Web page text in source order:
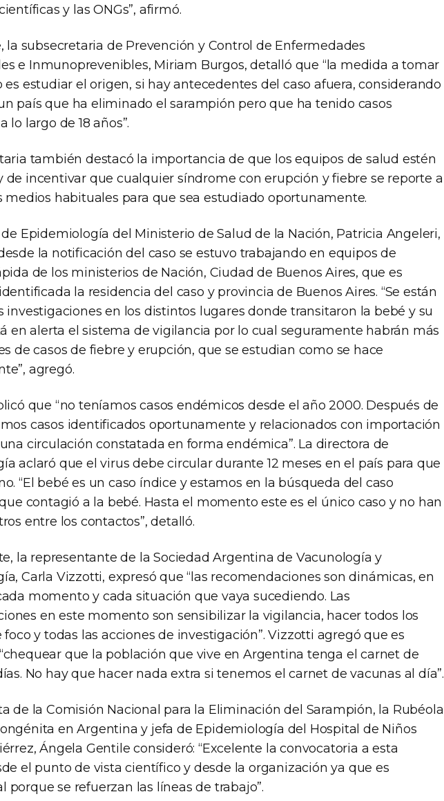
y las ONGs”, afirmó.
la subsecretaria de Prevención y Control de Enfermedades
e Inmunoprevenibles, Miriam Burgos, detalló que “la medida a tomar
es estudiar el origen, si hay antecedentes del caso afuera, considerando
país que ha eliminado el sarampión pero que ha tenido casos
lo largo de 18 años”.
también destacó la importancia de que los equipos de salud estén
de incentivar que cualquier síndrome con erupción y fiebre se reporte a
medios habituales para que sea estudiado oportunamente.
Epidemiología del Ministerio de Salud de la Nación, Patricia Angeleri,
la notificación del caso se estuvo trabajando en equipos de
de los ministerios de Nación, Ciudad de Buenos Aires, que es
la residencia del caso y provincia de Buenos Aires. “Se están
investigaciones en los distintos lugares donde transitaron la bebé y su
en alerta el sistema de vigilancia por lo cual seguramente habrán más
de casos de fiebre y erupción, que se estudian como se hace
agregó.
que “no teníamos casos endémicos desde el año 2000. Después de
casos identificados oportunamente y relacionados con importación
circulación constatada en forma endémica”. La directora de
aclaró que el virus debe circular durante 12 meses en el país para que
“El bebé es un caso índice y estamos en la búsqueda del caso
contagió a la bebé. Hasta el momento este es el único caso y no han
entre los contactos”, detalló.
la representante de la Sociedad Argentina de Vacunología y
Carla Vizzotti, expresó que “las recomendaciones son dinámicas, en
momento y cada situación que vaya sucediendo. Las
en este momento son sensibilizar la vigilancia, hacer todos los
y todas las acciones de investigación”. Vizzotti agregó que es
que la población que vive en Argentina tenga el carnet de
No hay que hacer nada extra si tenemos el carnet de vacunas al día”.
de la Comisión Nacional para la Eliminación del Sarampión, la Rubéola
en Argentina y jefa de Epidemiología del Hospital de Niños
Ángela Gentile consideró: “Excelente la convocatoria a esta
el punto de vista científico y desde la organización ya que es
porque se refuerzan las líneas de trabajo”.